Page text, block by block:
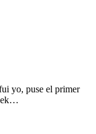
yo, puse el primer